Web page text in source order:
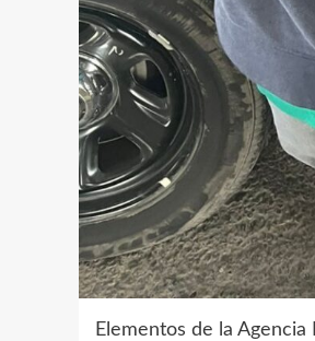
Elementos de la